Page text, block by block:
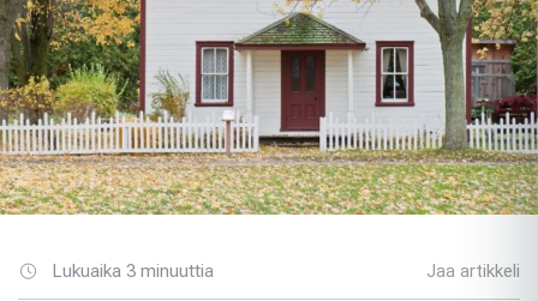
Lukuaika 3 minuuttia Jaa artikkeli